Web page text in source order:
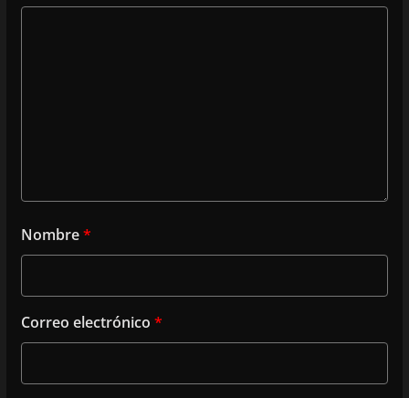
Nombre*
Correo electrónico *